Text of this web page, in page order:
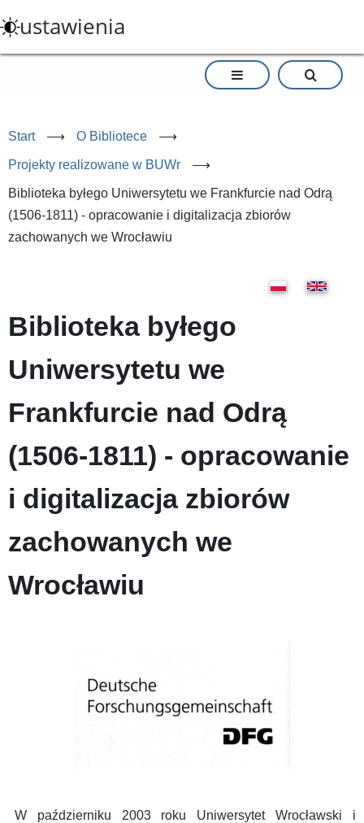
do
treści
ustawienia
Start ⟶ O Bibliotece ⟶
Projekty realizowane w BUWr ⟶
Biblioteka byłego Uniwersytetu we Frankfurcie nad Odrą
(1506-1811) - opracowanie i digitalizacja zbiorów
zachowanych we Wrocławiu
Biblioteka byłego
Uniwersytetu we
Frankfurcie nad Odrą
(1506-1811) - opracowanie
i digitalizacja zbiorów
zachowanych we
Wrocławiu
W październiku 2003 roku Uniwersytet Wrocławski i